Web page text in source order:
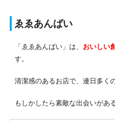
ゑゑあんばい
「ゑゑあんばい」は、 おいしい
す。
清潔感のあるお店で、連日多く
もしかしたら素敵な出会いがあ